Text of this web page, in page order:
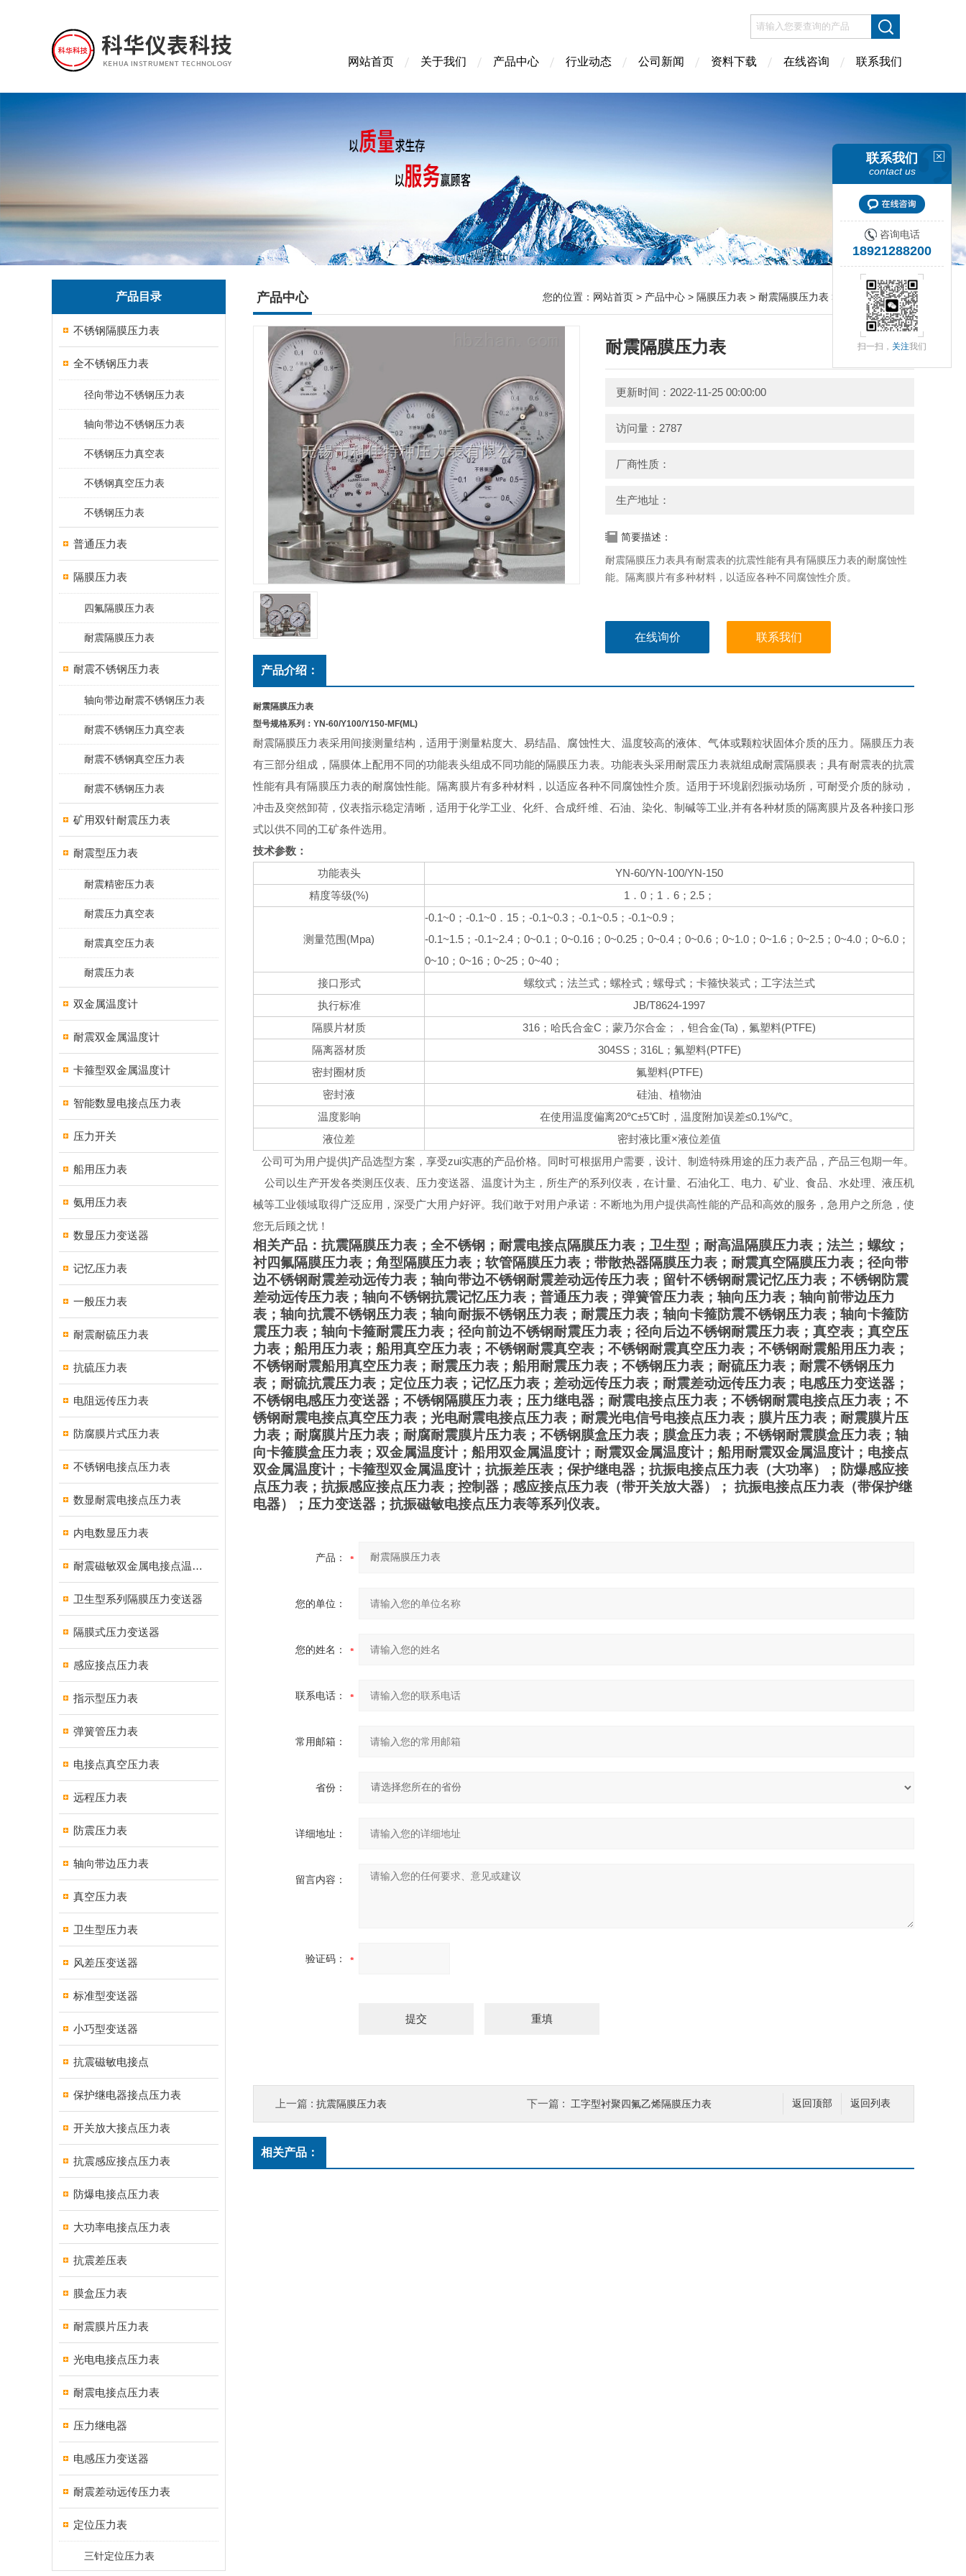
网站首页 关于我们 产品中心 行业动态 公司新闻 资料下载 在线咨询 联系我们
产品目录
不锈钢隔膜压力表
全不锈钢压力表
径向带边不锈钢压力表
轴向带边不锈钢压力表
不锈钢压力真空表
不锈钢真空压力表
不锈钢压力表
普通压力表
隔膜压力表
四氟隔膜压力表
耐震隔膜压力表
耐震不锈钢压力表
轴向带边耐震不锈钢压力表
耐震不锈钢压力真空表
耐震不锈钢真空压力表
耐震不锈钢压力表
矿用双针耐震压力表
耐震型压力表
耐震精密压力表
耐震压力真空表
耐震真空压力表
耐震压力表
双金属温度计
耐震双金属温度计
卡箍型双金属温度计
智能数显电接点压力表
压力开关
船用压力表
氨用压力表
数显压力变送器
记忆压力表
一般压力表
耐震耐硫压力表
抗硫压力表
电阻远传压力表
防腐膜片式压力表
不锈钢电接点压力表
数显耐震电接点压力表
内电数显压力表
耐震磁敏双金属电接点温度计
卫生型系列隔膜压力变送器
隔膜式压力变送器
感应接点压力表
指示型压力表
弹簧管压力表
电接点真空压力表
远程压力表
防震压力表
轴向带边压力表
真空压力表
卫生型压力表
风差压变送器
标准型变送器
小巧型变送器
抗震磁敏电接点
保护继电器接点压力表
开关放大接点压力表
抗震感应接点压力表
防爆电接点压力表
大功率电接点压力表
抗震差压表
膜盒压力表
耐震膜片压力表
光电电接点压力表
耐震电接点压力表
压力继电器
电感压力变送器
耐震差动远传压力表
定位压力表
三针定位压力表
产品中心 您的位置： 网站首页 > 产品中心 > 隔膜压力表 > 耐震隔膜压力表 > 耐震隔膜压力表
耐震隔膜压力表
更新时间：2022-11-25 00:00:00
访问量：2787
厂商性质：
生产地址：
简要描述：
耐震隔膜压力表具有耐震表的抗震性能有具有隔膜压力表的耐腐蚀性
能。隔离膜片有多种材料，以适应各种不同腐蚀性介质。
在线询价 联系我们
产品介绍：
耐震隔膜压力表
型号规格系列：YN-60/Y100/Y150-MF(ML)
耐震隔膜压力表采用间接测量结构，适用于测量粘度大、易结晶、腐蚀性大、温度较高的液体、气体或颗粒状固体介质的压力。隔膜压力表
有三部分组成，隔膜体上配用不同的功能表头组成不同功能的隔膜压力表。功能表头采用耐震压力表就组成耐震隔膜表；具有耐震表的抗震
性能有具有隔膜压力表的耐腐蚀性能。隔离膜片有多种材料，以适应各种不同腐蚀性介质。适用于环境剧烈振动场所，可耐受介质的脉动，
冲击及突然卸荷，仪表指示稳定清晰，适用于化学工业、化纤、合成纤维、石油、染化、制碱等工业,并有各种材质的隔离膜片及各种接口形
式以供不同的工矿条件选用。
技术参数：
功能表头
YN-60/YN-100/YN-150
精度等级(%) 1 ． 0； 1 ． 6； 2.5；
测量范围 (Mpa)
-0.1~0 ； -0.1~0 ． 15 ； -0.1~0.3 ； -0.1~0.5 ； -0.1~0.9 ；
-0.1~1.5 ； -0.1~2.4 ； 0~0.1 ； 0~0.16 ； 0~0.25 ； 0~0.4 ； 0~0.6 ； 0~1.0 ； 0~1.6 ； 0~2.5 ； 0~4.0 ； 0~6.0 ；
0~10 ； 0~16 ； 0~25 ； 0~40 ；
接口形式
螺纹式；法兰式；螺栓式；螺母式；卡箍快装式；工字法兰式
执行标准
JB/T8624-1997
隔膜片材质 316 ；哈氏合金C ；蒙乃尔合金；，钽合金(Ta) ，氟塑料(PTFE)
隔离器材质 304SS； 316L ； 氟塑料(PTFE)
密封圈材质 氟塑料(PTFE)
密封液
硅油、植物油
温度影响
在使用温度偏离20℃±5℃时，温度附加误差≤0.1%/℃。
液位差
密封液比重×液位差值
公司可为用户提供]产品选型方案，享受zui实惠的产品价格。同时可根据用户需要，设计、制造特殊用途的压力表产品，产品三包期一年。
公司以生产开发各类测压仪表、压力变送器、温度计为主，所生产的系列仪表，在计量、石油化工、电力、矿业、食品、水处理、液压机
械等工业领域取得广泛应用，深受广大用户好评。 我们敢于对用户承诺：不断地为用户提供高性能的产品和高效的服务， 急用户之所急，使
您无后顾之忧！
相关产品：抗震隔膜压力表；全不锈钢；耐震电接点隔膜压力表；卫生型；耐高温隔膜压力表；法兰；螺纹；
衬四氟隔膜压力表；角型隔膜压力表；软管隔膜压力表；带散热器隔膜压力表；耐震真空隔膜压力表；径向带
边不锈钢耐震差动远传力表；轴向带边不锈钢耐震差动远传压力表；留针不锈钢耐震记忆压力表；不锈钢防震
差动远传压力表；轴向不锈钢抗震记忆压力表；普通压力表；弹簧管压力表；轴向压力表；轴向前带边压力
表；轴向抗震不锈钢压力表；轴向耐振不锈钢压力表；耐震压力表；轴向卡箍防震不锈钢压力表；轴向卡箍防
震压力表；轴向卡箍耐震压力表；径向前边不锈钢耐震压力表；径向后边不锈钢耐震压力表；真空表；真空压
力表；船用压力表；船用真空压力表；不锈钢耐震真空表；不锈钢耐震真空压力表；不锈钢耐震船用压力表；
不锈钢耐震船用真空压力表；耐震压力表；船用耐震压力表；不锈钢压力表；耐硫压力表；耐震不锈钢压力
表；耐硫抗震压力表；定位压力表；记忆压力表；差动远传压力表；耐震差动远传压力表；电感压力变送器；
不锈钢电感压力变送器；不锈钢隔膜压力表；压力继电器；耐震电接点压力表；不锈钢耐震电接点压力表；不
锈钢耐震电接点真空压力表；光电耐震电接点压力表；耐震光电信号电接点压力表；膜片压力表；耐震膜片压
力表；耐腐膜片压力表；耐腐耐震膜片压力表；不锈钢膜盒压力表；膜盒压力表；不锈钢耐震膜盒压力表；轴
向卡箍膜盒压力表；双金属温度计；船用双金属温度计；耐震双金属温度计；船用耐震双金属温度计；电接点
双金属温度计；卡箍型双金属温度计；抗振差压表；保护继电器；抗振电接点压力表（大功率）；防爆感应接
点压力表；抗振感应接点压力表；控制器；感应接点压力表（带开关放大器）； 抗振电接点压力表（带保护继
电器）；压力变送器；抗振磁敏电接点压力表等系列仪表。
产品：
您的单位：
您的姓名：
联系电话：
常用邮箱：
省份：
详细地址：
留言内容：
验证码：
返回列表
返回顶部
上一篇 : 抗震隔膜压力表 下一篇 : 工字型衬聚四氟乙烯隔膜压力表
相关产品：
联系我们
contact us
咨询电话
18921288200
扫一扫， 关注我们